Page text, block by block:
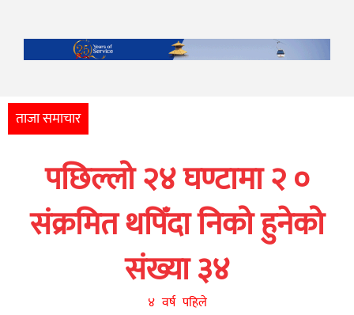
मनोरञ्जन
आर्थिक
नेपाली
युनिकोड
ताजा समाचार
पछिल्लो २४ घण्टामा २ ०
संक्रमित थपिँदा निको हुनेको
संख्या ३४
४ वर्ष पहिले